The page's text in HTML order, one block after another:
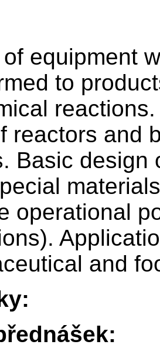
equipment
to
reactors and
Basic design
operational
and